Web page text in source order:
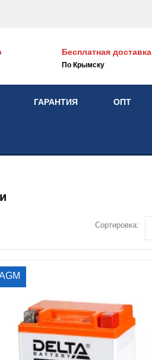
Бесплатная доставка
По Крымску
ГАРАНТИЯ ОПТ
Сортировка: